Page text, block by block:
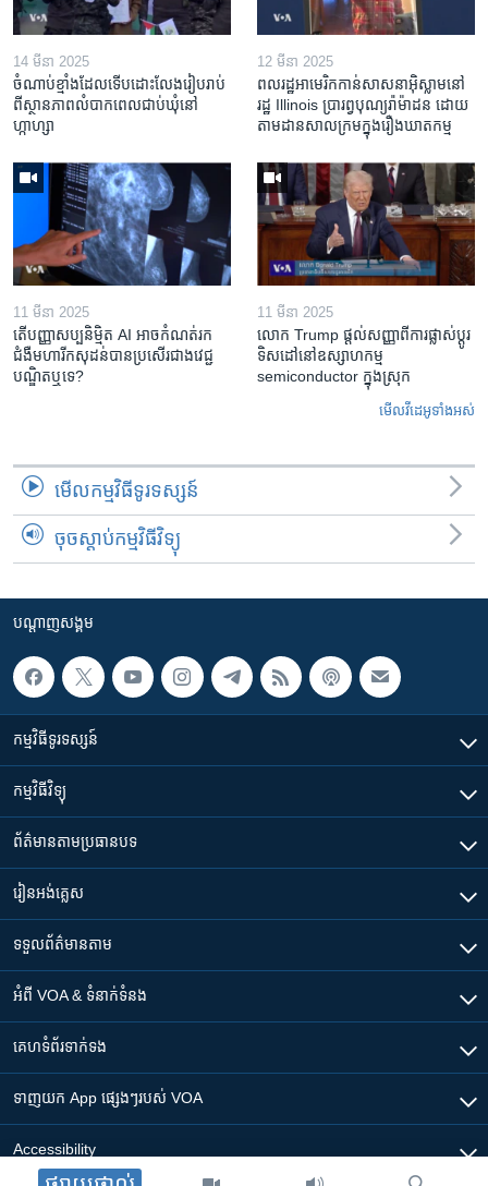
14 មីនា 2025
ចំណាប់ខ្មាំង​ដែល​ទើប​ដោះលែង​រៀបរាប់​
ពី​ស្ថានភាព​​លំបាក​ពេល​ជាប់​ឃុំ​នៅ​
ហ្កាហ្សា
12 មីនា 2025
ពលរដ្ឋអាមេរិក​កាន់សាសនា​អ៊ិស្លាម​នៅ
រដ្ឋ Illinois ​ប្រារព្វបុណ្យរ៉ាម៉ាដន ​ដោយ​
តាម​ដាន​​សាលក្រមក្នុងរឿងឃាតកម្ម
11 មីនា 2025
តើ​បញ្ញាសប្បនិម្មិត​ AI អាច​កំណត់​រក​
ជំងឺមហារីក​សុដន់​បាន​ប្រសើរ​ជាង​វេជ្ជ
បណ្ឌិត​ឬ​ទេ?
11 មីនា 2025
លោក Trump ផ្តល់សញ្ញាពីការផ្លាស់ប្តូរ
ទិសដៅនៅឧស្សាហកម្ម
semiconductor ក្នុងស្រុក
មើល​វីដេអូ​ទាំង​អស់
មើល​កម្មវិធី​ទូរទស្សន៍
ចុចស្តាប់កម្មវិធីវិទ្យុ
បណ្តាញ​សង្គម
កម្មវិធី​ទូរទស្សន៍
កម្មវិធី​វិទ្យុ
ព័ត៌មាន​តាមប្រធានបទ​
រៀន​​អង់គ្លេស
ទទួល​ព័ត៌មាន​តាម
អំពី​ VOA & ទំនាក់ទំនង
គេហទំព័រ​​ទាក់ទង
ទាញយក​ App ផ្សេងៗ​របស់​ VOA
Accessibility